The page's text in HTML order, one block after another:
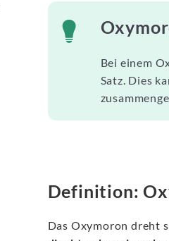
Bei einem
Satz. Dies
Definition:
Das Oxymoron dreht